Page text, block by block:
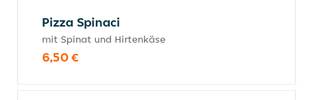
Pizza Spinaci
mit Spinat und Hirtenkäse
6,50 €